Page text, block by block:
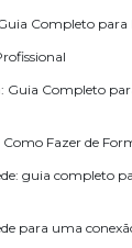
Completo para
Guia Completo
Fazer de
guia completo
para uma